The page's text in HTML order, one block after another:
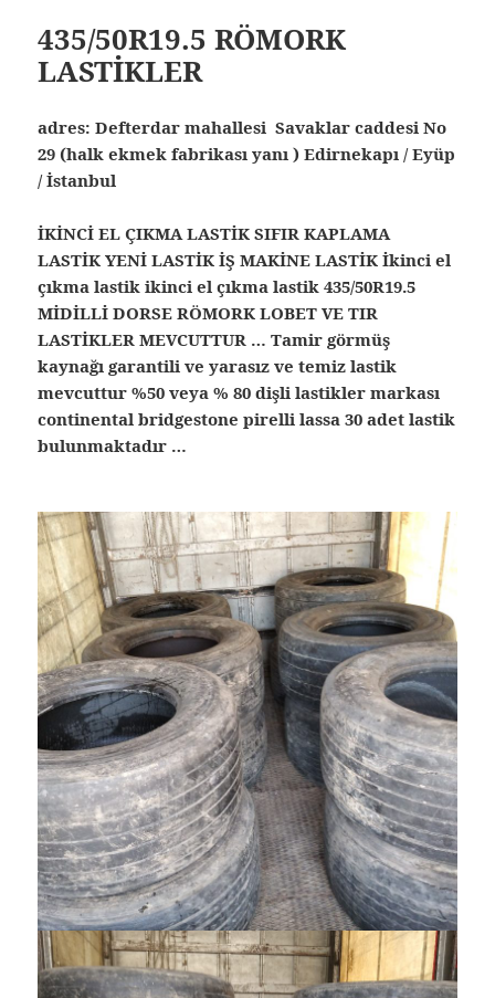
435/50R19.5 RÖMORK
LASTİKLER
‏adres: Defterdar mahallesi Savaklar caddesi No
29 (halk ekmek fabrikası yanı ) Edirnekapı / Eyüp
/ İstanbul
İKİNCİ EL ÇIKMA LASTİK SIFIR KAPLAMA
LASTİK YENİ LASTİK İŞ MAKİNE LASTİK İkinci el
çıkma lastik ikinci el çıkma lastik 435/50R19.5
MİDİLLİ DORSE RÖMORK LOBET VE TIR
LASTİKLER MEVCUTTUR … Tamir görmüş
kaynağı garantili ve yarasız ve temiz lastik
mevcuttur %50 veya % 80 dişli lastikler markası
continental bridgestone pirelli lassa 30 adet lastik
bulunmaktadır …